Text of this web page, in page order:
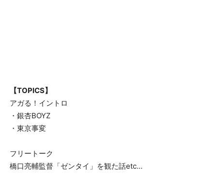
【TOPICS】
アガる！イントロ
・銀杏BOYZ
・東京事変
フリートーク
橋口亮輔監督「ゼンタイ」を観た話etc…